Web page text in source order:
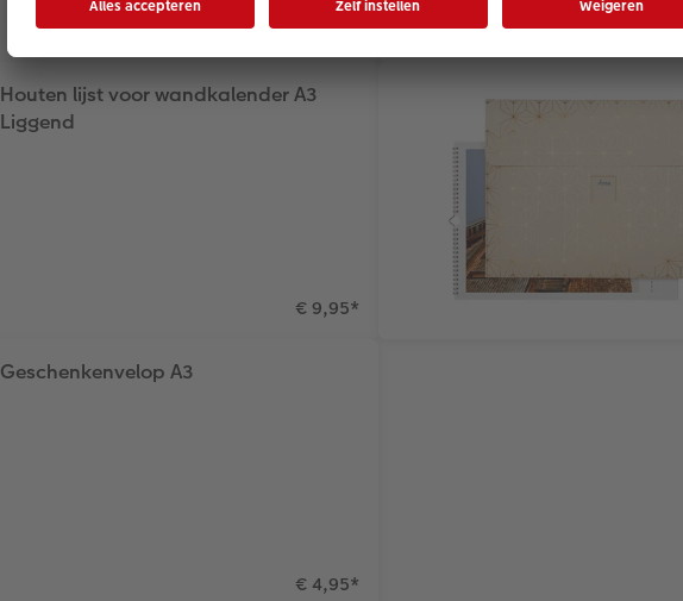
€ 7,95*
Houten lijst voor wandkalender A3
Liggend
€ 9,95*
Geschenkenvelop A3
€ 4,95*